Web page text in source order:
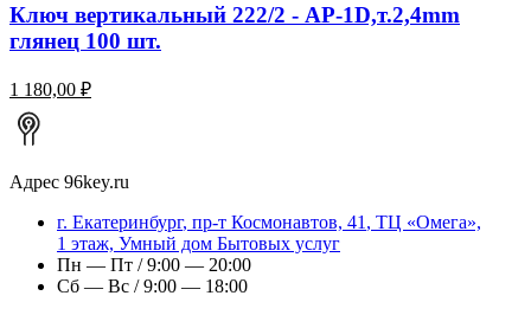
Ключ вертикальный 222/2 - AP-1D,т.2,4mm
глянец 100 шт.
1 180,00 ₽
Адрес 96key.ru
г. Екатеринбург, пр-т Космонавтов, 41, ТЦ «Омега»,
1 этаж, Умный дом Бытовых услуг
Пн — Пт / 9:00 — 20:00
Сб — Вс / 9:00 — 18:00